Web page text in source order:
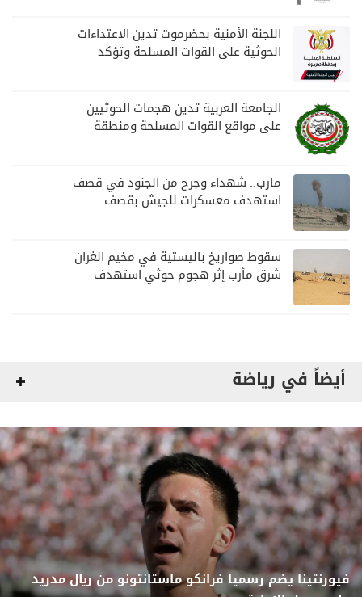
اللجنة الأمنية بحضرموت تدين الاعتداءات
الحوثية على القوات المسلحة وتؤكد
الجامعة العربية تدين هجمات الحوثيين
على مواقع القوات المسلحة ومنطقة
مارب.. شهداء وجرح من الجنود في قصف
استهدف معسكرات للجيش بقصف
سقوط صواريخ باليستية في مخيم الغران
شرق مأرب إثر هجوم حوثي استهدف
أيضاً في رياضة
فيورنتينا يضم رسميا فرانكو ماستانتونو من ريال مدريد